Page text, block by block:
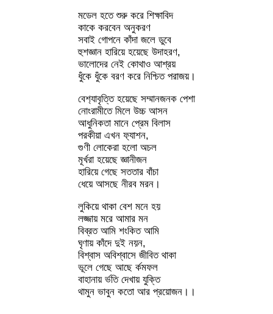
মডেল হতে শুরু করে শিক্ষাবিদ
কাকে করবেন অনুকরণ
সবাই গোপনে কাঁদা জলে ডুবে
হুশজ্ঞান হারিয়ে হয়েছে উদাহরণ,
ভালোদের নেই কোথাও আশ্রয়
ধুঁকে ধুঁকে বরণ করে নিশ্চিত পরাজয়।
বেশ‍্যাবৃত্তি হয়েছে সম্মানজনক পেশা
নোংরামীতে মিলে উচ্চ আসন
আধুনিকতা মানে প্রেম বিলাস
পরকীয়া এখন ফ‍্যাশন,
গুণী লোকেরা হলো অচল
মূর্খরা হয়েছে জ্ঞানীজন
হারিয়ে গেছে সততার বাঁচা
ধেয়ে আসছে নীরব মরন।
লুকিয়ে থাকা বেশ মনে হয়
লজ্জায় মরে আমার মন
বিব্রত আমি শংকিত আমি
ঘৃণায় কাঁদে দুই নয়ন,
বিশ্বাস অবিশ্বাসে জীবিত থাকা
ভূলে গেছে আছে র্কমফল
বাহানায় র্ভতি দেখায় যুক্তি
থামুন ভাবুন কতো আর প্রয়োজন।।